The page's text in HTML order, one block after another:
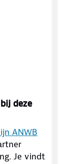
deze
ANWB
Je vindt